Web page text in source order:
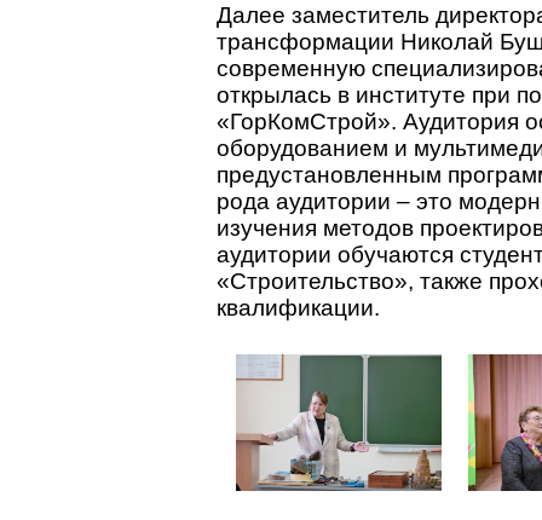
Далее заместитель
трансформации Николай
современную
открылась в институте при
«ГорКомСтрой». Аудитория
оборудованием и
предустановленным
рода аудитории – это
изучения методов
аудитории обучаются
«Строительство», также
квалификации.